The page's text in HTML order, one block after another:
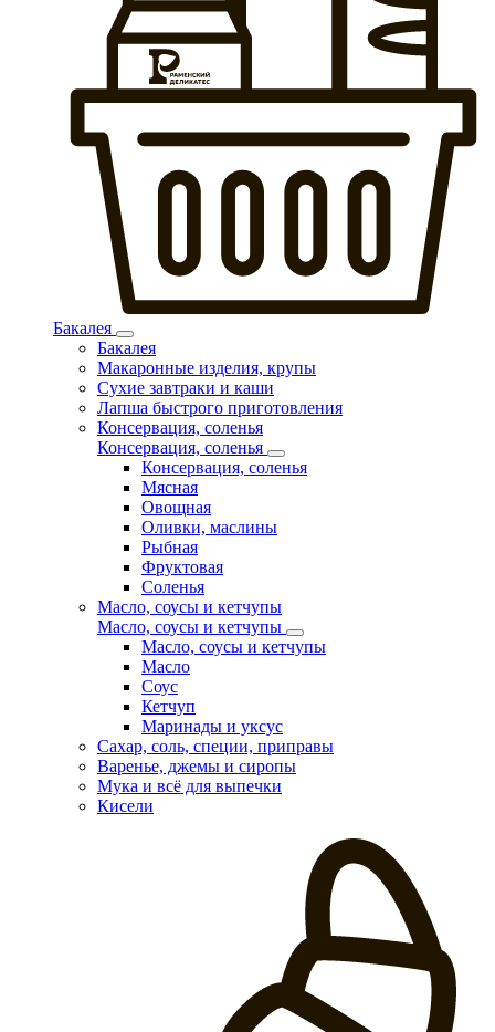
Бакалея
Бакалея
Макаронные изделия, крупы
Сухие завтраки и каши
Лапша быстрого приготовления
Консервация, соленья
Консервация, соленья
Консервация, соленья
Мясная
Овощная
Оливки, маслины
Рыбная
Фруктовая
Соленья
Масло, соусы и кетчупы
Масло, соусы и кетчупы
Масло, соусы и кетчупы
Масло
Соус
Кетчуп
Маринады и уксус
Сахар, соль, специи, приправы
Варенье, джемы и сиропы
Мука и всё для выпечки
Кисели